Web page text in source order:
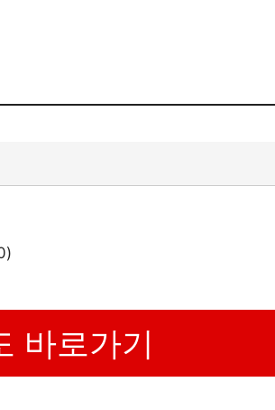
바로가기